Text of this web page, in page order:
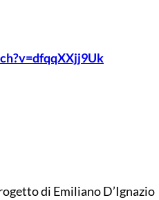
di Emiliano D’Ignazio